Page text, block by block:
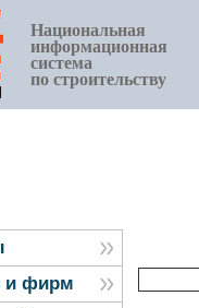
Национальная
информационная
система
по строительству
и фирм